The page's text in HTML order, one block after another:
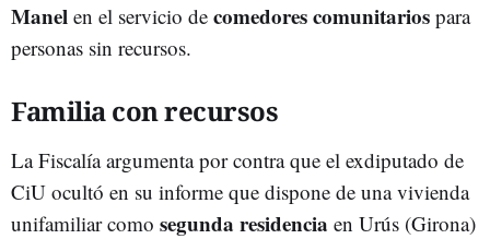
Manel en el servicio de comedores comunitarios para
personas sin recursos.
Familia con recursos
La Fiscalía argumenta por contra que el exdiputado de
CiU ocultó en su informe que dispone de una vivienda
unifamiliar como segunda residencia en Urús (Girona)